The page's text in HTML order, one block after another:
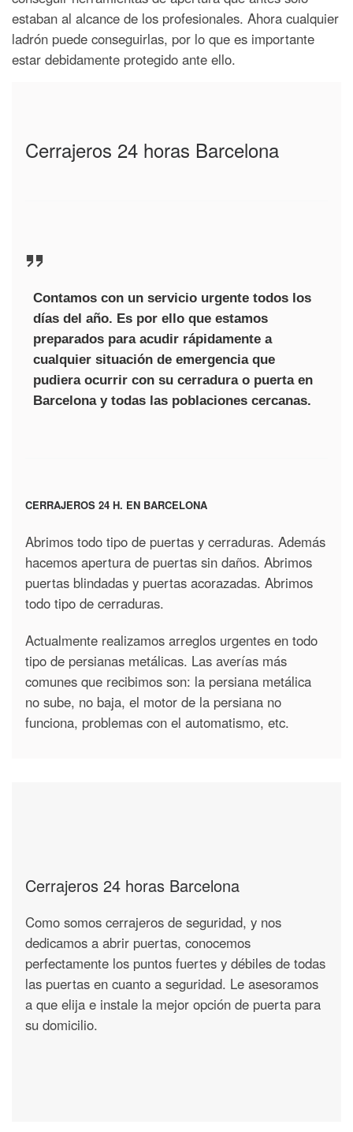
estaban al alcance de los profesionales. Ahora cualquier
ladrón puede conseguirlas, por lo que es importante
estar debidamente protegido ante ello.
Cerrajeros 24 horas Barcelona
Contamos con un servicio urgente todos los
días del año. Es por ello que estamos
preparados para acudir rápidamente a
cualquier situación de emergencia que
pudiera ocurrir con su cerradura o puerta en
Barcelona y todas las poblaciones cercanas.
CERRAJEROS 24 H. EN BARCELONA
Abrimos todo tipo de puertas y cerraduras. Además
hacemos apertura de puertas sin daños. Abrimos
puertas blindadas y puertas acorazadas. Abrimos
todo tipo de cerraduras.
Actualmente realizamos arreglos urgentes en todo
tipo de persianas metálicas. Las averías más
comunes que recibimos son: la persiana metálica
no sube, no baja, el motor de la persiana no
funciona, problemas con el automatismo, etc.
Cerrajeros 24 horas Barcelona
Como somos cerrajeros de seguridad, y nos
dedicamos a abrir puertas, conocemos
perfectamente los puntos fuertes y débiles de todas
las puertas en cuanto a seguridad. Le asesoramos
a que elija e instale la mejor opción de puerta para
su domicilio.